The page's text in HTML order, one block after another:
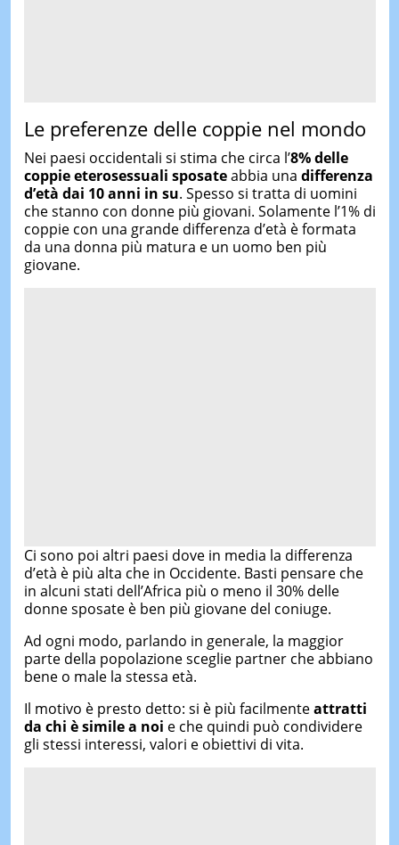
Le preferenze delle coppie nel mondo
Nei paesi occidentali si stima che circa l’8% delle
coppie eterosessuali sposateabbia una differenza
d’età dai 10 anni in su. Spesso si tratta di uomini
che stanno con donne più giovani. Solamente l’1% di
coppie con una grande differenza d’età è formata
da una donna più matura e un uomo ben più
giovane.
Ci sono poi altri paesi dove in media la differenza
d’età è più alta che in Occidente. Basti pensare che
in alcuni stati dell’Africa più o meno il 30% delle
donne sposate è ben più giovane del coniuge.
Ad ogni modo, parlando in generale, la maggior
parte della popolazione sceglie partner che abbiano
bene o male la stessa età.
Il motivo è presto detto: si è più facilmenteattratti
da chi è simile a noi e che quindi può condividere
gli stessi interessi, valori e obiettivi di vita.